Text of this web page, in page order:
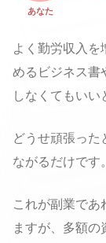
あなた
よく勤労収入を
めるビジネス書
しなくてもいい
どうせ頑張った
ながるだけです。
これが副業であ
ますが、多額の